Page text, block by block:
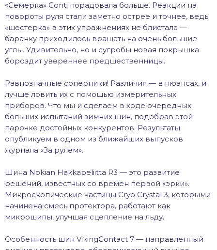
«Семерка» Conti порадовала больше. Реакции на
повороты руля стали заметно острее и точнее, ведь
«шестерка» в этих упражнениях не блистала —
баранку приходилось вращать на очень большие
углы. Удивительно, но и сугробы новая покрышка
бороздит увереннее предшественницы.
Равнозначные соперники! Различия — в нюансах, и
лучше ловить их с помощью измерительных
приборов. Что мы и сделаем в ходе очередных
больших испытаний зимних шин, подобрав этой
парочке достойных конкурентов. Результаты
опубликуем в одном из ближайших выпусков
журнала «За рулем».
Шина Nokian Hakkapeliitta R3 — это развитие
решений, известных со времен первой «эрки».
Микроскопические частицы Cryo Crystal 3, которыми
начинена смесь протектора, работают как
микрошипы, улучшая сцепление на льду.
Особенность шин VikingContact 7 — направленный